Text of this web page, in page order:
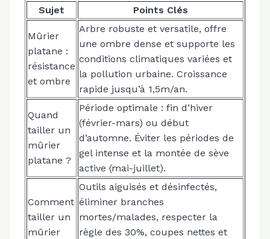
Sujet Points Clés
Mûrier
platane :
résistance
et ombre
Arbre robuste et versatile, offre
une ombre dense et supporte les
conditions climatiques variées et
la pollution urbaine. Croissance
rapide jusqu’à 1,5m/an.
Quand
tailler un
mûrier
platane ?
Période optimale : fin d’hiver
(février-mars) ou début
d’automne. Éviter les périodes de
gel intense et la montée de sève
active (mai-juillet).
Comment
tailler un
mûrier
Outils aiguisés et désinfectés,
éliminer branches
mortes/malades, respecter la
règle des 30%, coupes nettes et